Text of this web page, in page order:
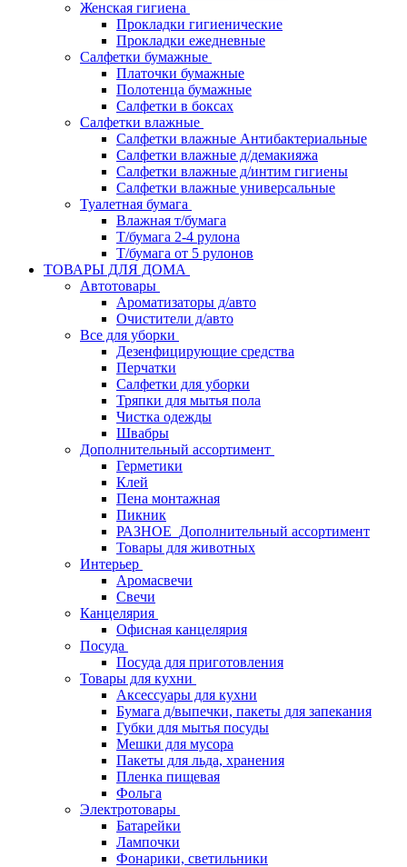
Женская гигиена
Прокладки гигиенические
Прокладки ежедневные
Салфетки бумажные
Платочки бумажные
Полотенца бумажные
Салфетки в боксах
Салфетки влажные
Салфетки влажные Антибактериальные
Салфетки влажные д/демакияжа
Салфетки влажные д/интим гигиены
Салфетки влажные универсальные
Туалетная бумага
Влажная т/бумага
Т/бумага 2-4 рулона
Т/бумага от 5 рулонов
ТОВАРЫ ДЛЯ ДОМА
Автотовары
Ароматизаторы д/авто
Очистители д/авто
Все для уборки
Дезенфицирующие средства
Перчатки
Салфетки для уборки
Тряпки для мытья пола
Чистка одежды
Швабры
Дополнительный ассортимент
Герметики
Клей
Пена монтажная
Пикник
РАЗНОЕ_Дополнительный ассортимент
Товары для животных
Интерьер
Аромасвечи
Свечи
Канцелярия
Офисная канцелярия
Посуда
Посуда для приготовления
Товары для кухни
Аксессуары для кухни
Бумага д/выпечки, пакеты для запекания
Губки для мытья посуды
Мешки для мусора
Пакеты для льда, хранения
Пленка пищевая
Фольга
Электротовары
Батарейки
Лампочки
Фонарики, светильники